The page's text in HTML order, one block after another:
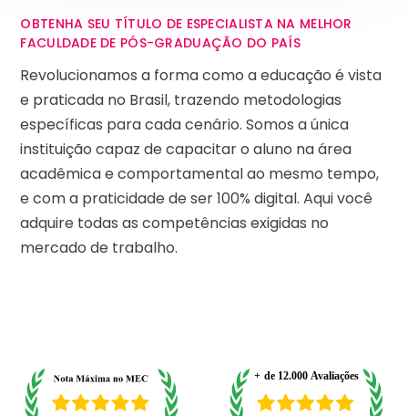
OBTENHA SEU TÍTULO DE ESPECIALISTA NA MELHOR
FACULDADE DE PÓS-GRADUAÇÃO DO PAÍS
Revolucionamos a forma como a educação é vista
e praticada no Brasil, trazendo metodologias
específicas para cada cenário. Somos a única
instituição capaz de capacitar o aluno na área
acadêmica e comportamental ao mesmo tempo,
e com a praticidade de ser 100% digital. Aqui você
adquire todas as competências exigidas no
mercado de trabalho.